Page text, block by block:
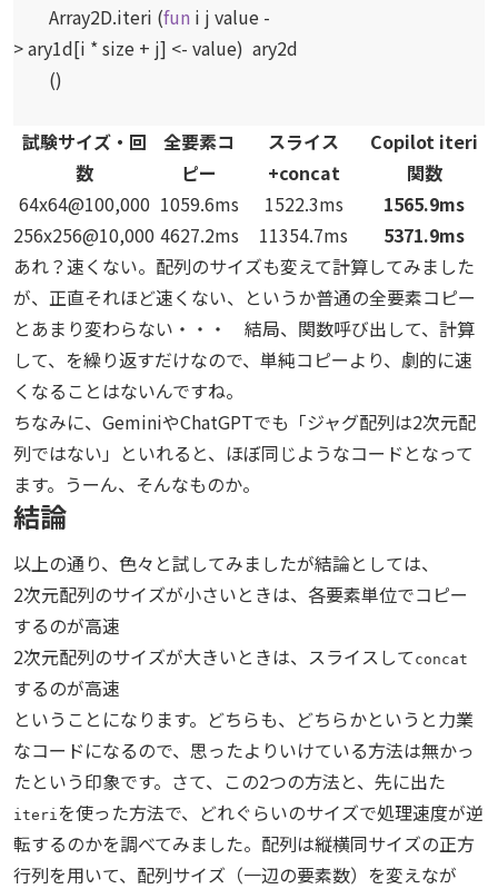
Array2D.iteri (fun i j value -
> ary1d[i * size + j] <- value) ary2d
()
試験サイズ・回
数
全要素コ
ピー
スライス
+concat
Copilot iteri
関数
64x64@100,000 1059.6ms 1522.3ms
1565.9ms
256x256@10,000 4627.2ms 11354.7ms
5371.9ms
あれ？速くない。配列のサイズも変えて計算してみました
が、正直それほど速くない、というか普通の全要素コピー
とあまり変わらない・・・ 結局、関数呼び出して、計算
して、を繰り返すだけなので、単純コピーより、劇的に速
くなることはないんですね。
ちなみに、GeminiやChatGPTでも「ジャグ配列は2次元配
列ではない」といれると、ほぼ同じようなコードとなって
ます。うーん、そんなものか。
結論
以上の通り、色々と試してみましたが結論としては、
2次元配列のサイズが小さいときは、各要素単位でコピー
するのが高速
2次元配列のサイズが大きいときは、スライスして concat
するのが高速
ということになります。どちらも、どちらかというと力業
なコードになるので、思ったよりいけている方法は無かっ
たという印象です。さて、この2つの方法と、先に出た
iteri を使った方法で、どれぐらいのサイズで処理速度が逆
転するのかを調べてみました。配列は縦横同サイズの正方
行列を用いて、配列サイズ（一辺の要素数）を変えなが